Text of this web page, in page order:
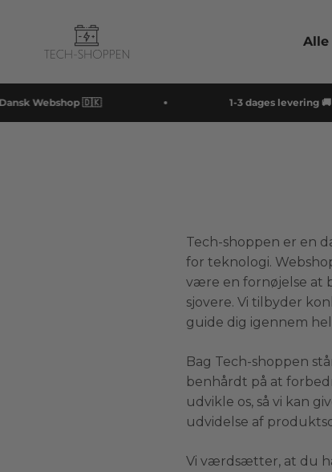
Tech-shoppen.dk
Webshop 🇩🇰 1-3 dages levering 🚚
Tech-shoppen er en
for teknologi.
være en fornøjelse at
sjovere. Vi tilbyder
guide dig igennem
Bag Tech-shoppen
benhårdt på at
udvikle os, så vi kan
udvidelse af
Vi værdsætter, at du